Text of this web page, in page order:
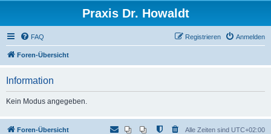
Praxis Dr. Howaldt
FAQ Anmelden
Registrieren
Foren-Übersicht
Information
Kein Modus angegeben.
Foren-Übersicht Alle Zeiten sind UTC+02:00